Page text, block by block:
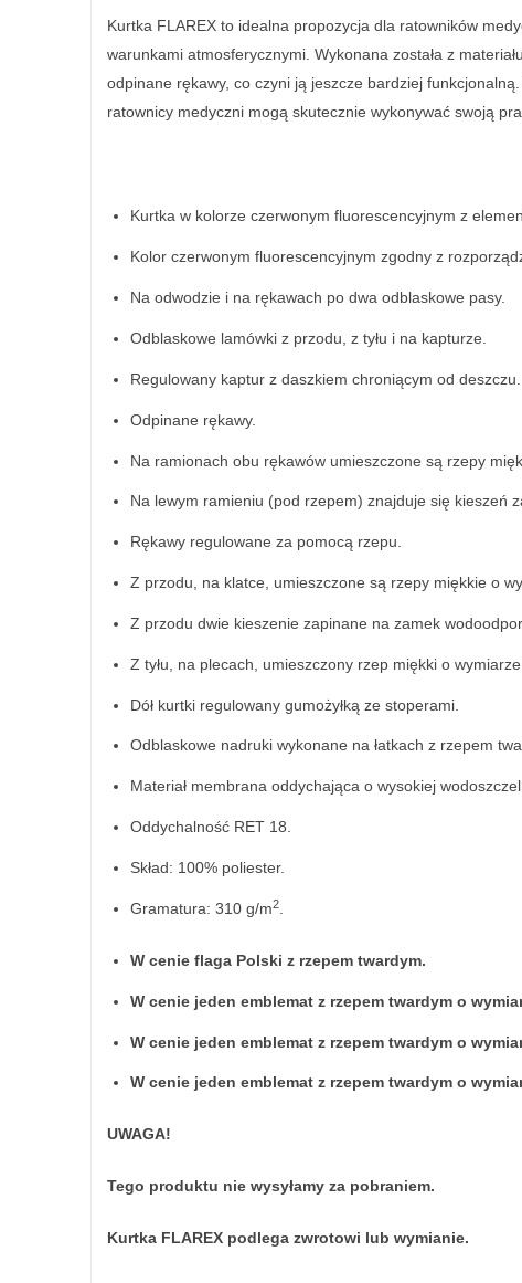
Kurtka FLAREX to idealna propozycja dla ratowników
warunkami atmosferycznymi. Wykonana została z
odpinane rękawy, co czyni ją jeszcze bardziej
ratownicy medyczni mogą skutecznie wykonywać swoją
Kurtka w kolorze czerwonym fluorescencyjnym z
Kolor czerwonym fluorescencyjnym zgodny z
Na odwodzie i na rękawach po dwa odblaskowe pasy.
Odblaskowe lamówki z przodu, z tyłu i na kapturze.
Regulowany kaptur z daszkiem chroniącym od deszczu.
Odpinane rękawy.
Na ramionach obu rękawów umieszczone są rzepy
Na lewym ramieniu (pod rzepem) znajduje się kieszeń
Rękawy regulowane za pomocą rzepu.
Z przodu, na klatce, umieszczone są rzepy miękkie o
Z przodu dwie kieszenie zapinane na zamek
Z tyłu, na plecach, umieszczony rzep miękki o
Dół kurtki regulowany gumożyłką ze stoperami.
Odblaskowe nadruki wykonane na łatkach z rzepem
Materiał membrana oddychająca o wysokiej
Oddychalność RET 18.
Skład: 100% poliester.
Gramatura: 310 g/m2
W cenie flaga Polski z rzepem twardym.
W cenie jeden emblemat z rzepem twardym o
W cenie jeden emblemat z rzepem twardym o
W cenie jeden emblemat z rzepem twardym o
UWAGA!
Tego produktu nie wysyłamy za pobraniem.
Kurtka FLAREX podlega zwrotowi lub wymianie.